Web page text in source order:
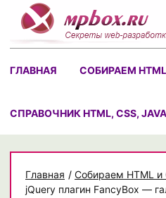
ГЛАВНАЯ СОБИРАЕМ
CПРАВОЧНИК HTML, CSS,
Главная / Собираем HTML и
jQuery плагин FancyBox —